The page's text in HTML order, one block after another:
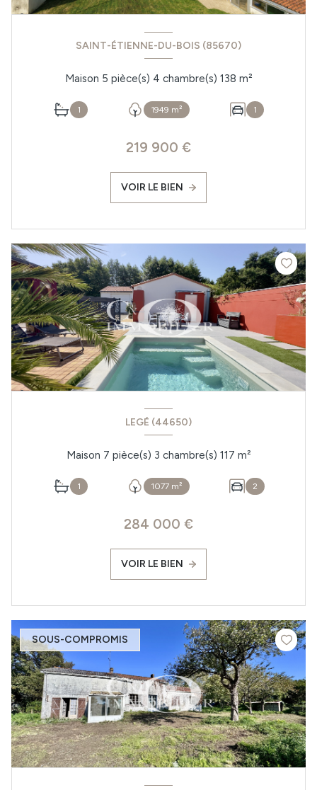
SAINT-ÉTIENNE-DU-BOIS (85670)
Maison 5 pièce(s) 4 chambre(s) 138 m²
1 1949 m² 1
219 900 €
VOIR LE BIEN
LEGÉ (44650)
Maison 7 pièce(s) 3 chambre(s) 117 m²
1 1077 m² 2
284 000 €
VOIR LE BIEN
SOUS-COMPROMIS